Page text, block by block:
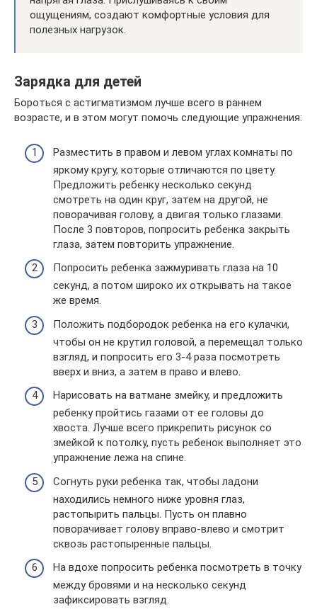
ощущениям, создают комфортные условия для
полезных нагрузок.
Зарядка для детей
Бороться с астигматизмом лучше всего в раннем
возрасте, и в этом могут помочь следующие упражнения:
Разместить в правом и левом углах комнаты по
яркому кругу, которые отличаются по цвету.
Предложить ребенку несколько секунд
смотреть на один круг, затем на другой, не
поворачивая голову, а двигая только глазами.
После 3 повторов, попросить ребенка закрыть
глаза, затем повторить упражнение.
Попросить ребенка зажмуривать глаза на 10
секунд, а потом широко их открывать на такое
же время.
Положить подбородок ребенка на его кулачки,
чтобы он не крутил головой, а перемещал только
взгляд, и попросить его 3-4 раза посмотреть
вверх и вниз, а затем в право и влево.
Нарисовать на ватмане змейку, и предложить
ребенку пройтись газами от ее головы до
хвоста. Лучше всего прикрепить рисунок со
змейкой к потолку, пусть ребенок выполняет это
упражнение лежа на спине.
Согнуть руки ребенка так, чтобы ладони
находились немного ниже уровня глаз,
растопырить пальцы. Пусть он плавно
поворачивает голову вправо-влево и смотрит
сквозь растопыренные пальцы.
На вдохе попросить ребенка посмотреть в точку
между бровями и на несколько секунд
зафиксировать взгляд.